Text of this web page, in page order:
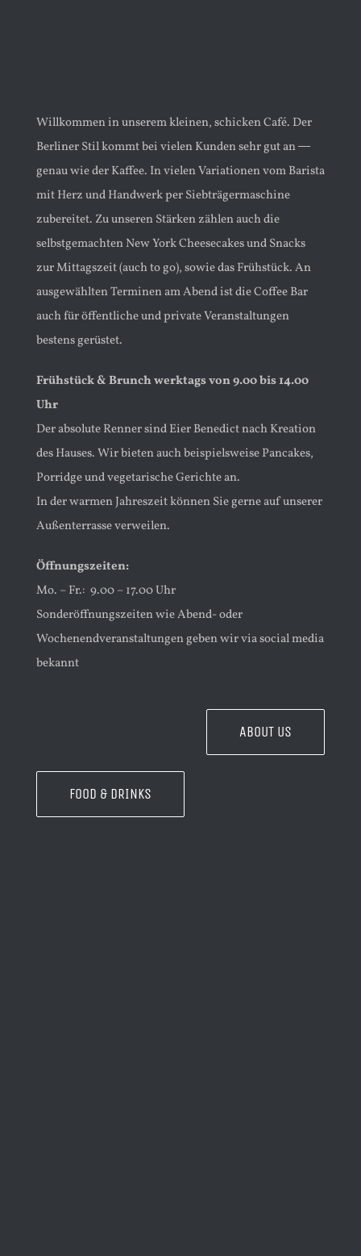
Willkommen in unserem kleinen, schicken Café. Der
Berliner Stil kommt bei vielen Kunden sehr gut an ―
genau wie der Kaffee. In vielen Variationen vom Barista
mit Herz und Handwerk per Siebträgermaschine
zubereitet. Zu unseren Stärken zählen auch die
selbstgemachten New York Cheesecakes und Snacks
zur Mittagszeit (auch to go), sowie das Frühstück. An
ausgewählten Terminen am Abend ist die Coffee Bar
auch für öffentliche und private Veranstaltungen
bestens gerüstet.
Frühstück & Brunch werktags von 9.00 bis 14.00
Uhr
Der absolute Renner sind Eier Benedict nach Kreation
des Hauses. Wir bieten auch beispielsweise Pancakes,
Porridge und vegetarische Gerichte an.
In der warmen Jahreszeit können Sie gerne auf unserer
Außenterrasse verweilen.
Öffnungszeiten:
Mo. – Fr.: 9.00 – 17.00 Uhr
Sonderöffnungszeiten wie Abend- oder
Wochenendveranstaltungen geben wir via social media
bekannt
ABOUT US
FOOD & DRINKS